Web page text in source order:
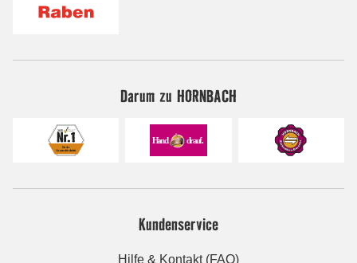
Darum zu HORNBACH
Kundenservice
Hilfe & Kontakt (FAQ)